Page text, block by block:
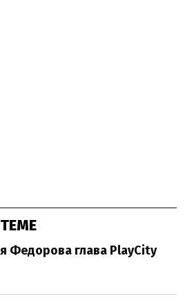
Федорова глава PlayCity